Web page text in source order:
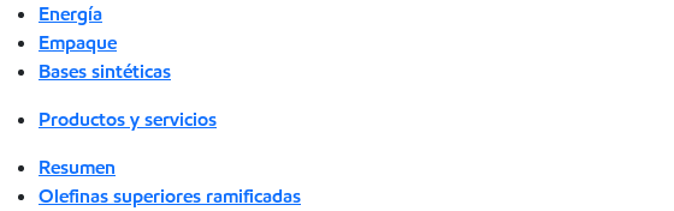
Energía
Empaque
Bases sintéticas
Productos y servicios
Resumen
Olefinas superiores ramificadas